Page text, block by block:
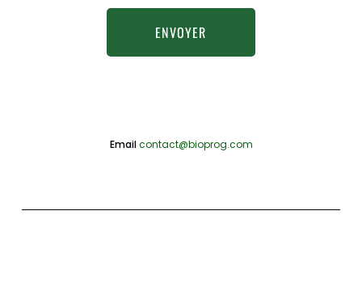
ENVOYER
Emailcontact@bioprog.com